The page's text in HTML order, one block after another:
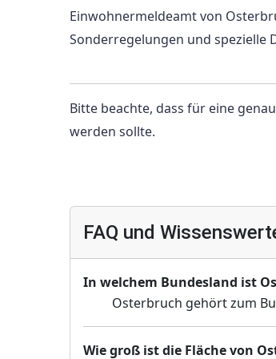
Einwohnermeldeamt von
Sonderregelungen und spezielle
Bitte beachte, dass für eine
werden sollte.
FAQ und
In welchem Bundesland ist
Osterbruch gehört zum
Wie groß ist die Fläche von